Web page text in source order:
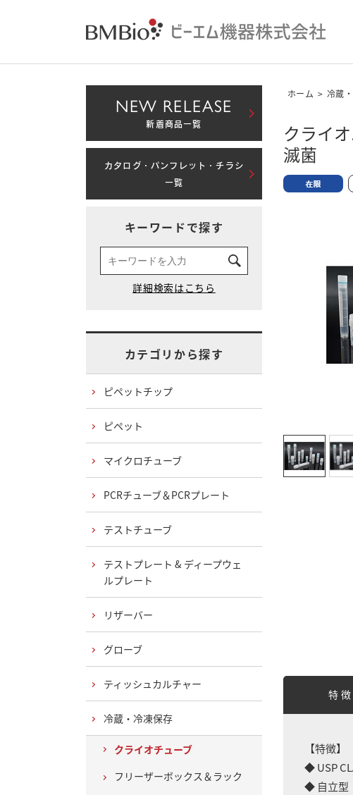
ホーム > 冷蔵
クライ
滅菌
特 徴
【特徴】
◆ USP
◆ 自立型
NEW RELEASE
新着商品一覧
カタログ・パンフレット・チラシ
一覧
キーワードで探す
カテゴリから探す
ピペットチップ
ピペット
マイクロチューブ
PCRチューブ＆PCRプレート
テストチューブ
テストプレート & ディープウェ
ルプレート
リザーバー
グローブ
ティッシュカルチャー
冷蔵・冷凍保存
クライオチューブ
フリーザーボックス＆ラック